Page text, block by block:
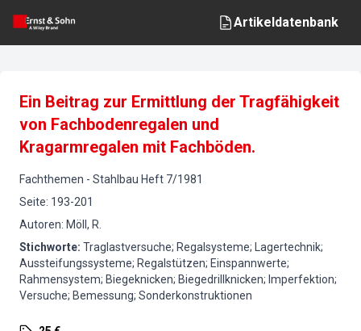
Artikeldatenbank
Ein Beitrag zur Ermittlung der Tragfähigkeit
von Fachbodenregalen und
Kragarmregalen mit Fachböden.
Fachthemen - Stahlbau Heft 7/1981
Seite: 193-201
Autoren: Möll, R.
Stichworte: Traglastversuche; Regalsysteme; Lagertechnik;
Aussteifungssysteme; Regalstützen; Einspannwerte;
Rahmensystem; Biegeknicken; Biegedrillknicken; Imperfektion;
Versuche; Bemessung; Sonderkonstruktionen